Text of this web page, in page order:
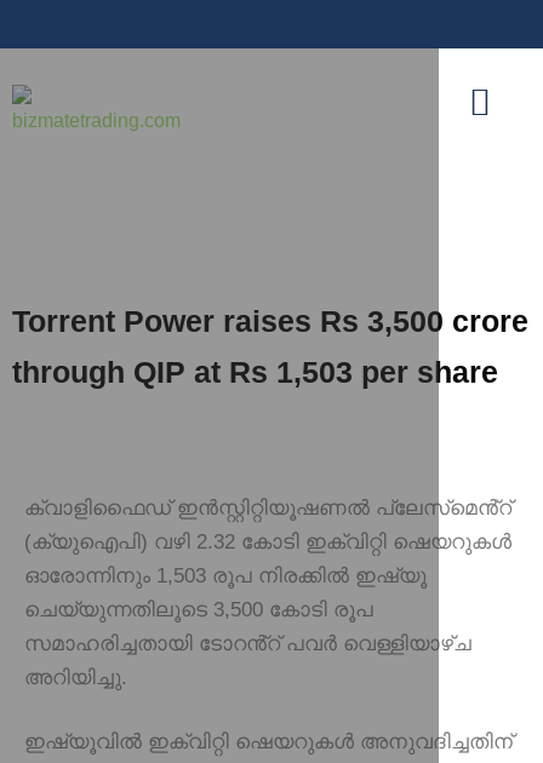
Torrent Power raises Rs 3,500 crore
through QIP at Rs 1,503 per share
ക്വാളിഫൈഡ് ഇൻസ്റ്റിറ്റിയൂഷണൽ പ്ലേസ്‌മെൻ്റ്
(ക്യുഐപി) വഴി 2.32 കോടി ഇക്വിറ്റി ഷെയറുകൾ
ഓരോന്നിനും 1,503 രൂപ നിരക്കിൽ ഇഷ്യൂ
ചെയ്യുന്നതിലൂടെ 3,500 കോടി രൂപ
സമാഹരിച്ചതായി ടോറൻ്റ് പവർ വെള്ളിയാഴ്ച
അറിയിച്ചു.
ഇഷ്യൂവിൽ ഇക്വിറ്റി ഷെയറുകൾ അനുവദിച്ചതിന്